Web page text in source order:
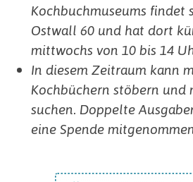
Kochbuchmuseums findet
Ostwall 60 und hat dort
mittwochs von 10 bis 14
In diesem Zeitraum kann
Kochbüchern stöbern und
suchen. Doppelte
eine Spende